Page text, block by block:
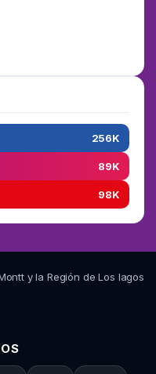
256K
89K
98K
y la Región de Los lagos